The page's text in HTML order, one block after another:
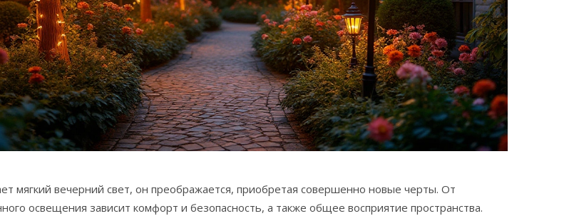
мягкий вечерний свет, он преображается, приобретая совершенно новые черты. От
освещения зависит комфорт и безопасность, а также общее восприятие пространства.